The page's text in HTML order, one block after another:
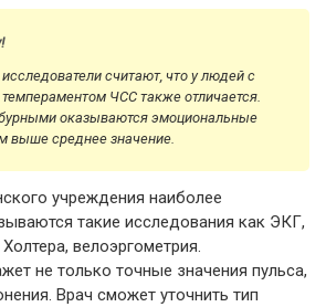
считают, что у людей с
ЧСС также отличается.
оказываются эмоциональные
выше среднее значение.
учреждения наиболее
такие исследования как ЭКГ,
велоэргометрия.
не только точные значения пульса,
Врач сможет уточнить тип